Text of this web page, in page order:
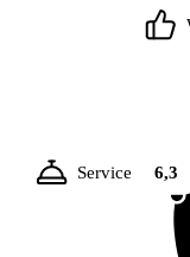
Service 6,3